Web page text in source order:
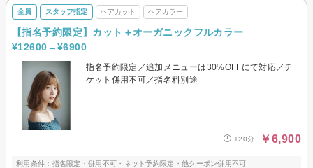
全員 スタッフ指定 ヘアカット ヘアカラー
【指名予約限定】カット＋オーガニックフルカラー
¥12600→¥6900
指名予約限定／追加メニューは30%OFFにて対応／チ
ケット併用不可／指名料別途
120分 ￥6,900
利用条件：指名限定・併用不可・ネット予約限定・他クーポン併用不可